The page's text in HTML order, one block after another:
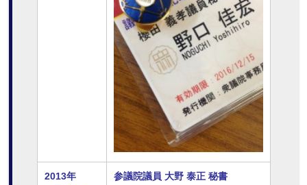
2013年
参議院議員 大野 泰正 秘書